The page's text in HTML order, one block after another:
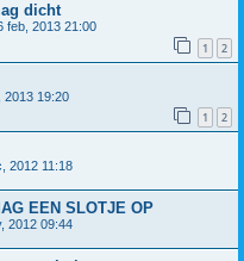
dicht
feb, 2013 21:00
1 2
2013 19:20
1 2
2012 11:18
EEN SLOTJE OP
2012 09:44